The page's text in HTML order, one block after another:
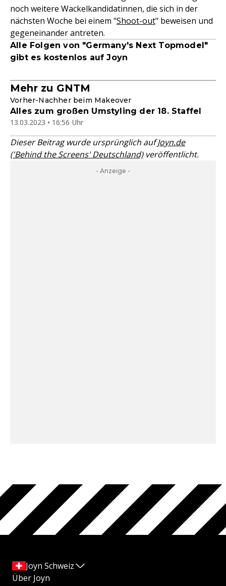
noch weitere Wackelkandidatinnen, die sich in der
nächsten Woche bei einem "Shoot-out" beweisen und
gegeneinander antreten.
Alle Folgen von "Germany's Next Topmodel"
gibt es kostenlos auf Joyn
Mehr zu GNTM
Vorher-Nachher beim Makeover
Alles zum großen Umstyling der 18. Staffel
13.03.2023 • 16:56 Uhr
Dieser Beitrag wurde ursprünglich aufJoyn.de
('Behind the Screens' Deutschland)veröffentlicht.
- Anzeige -
Joyn Schweiz
Über Joyn